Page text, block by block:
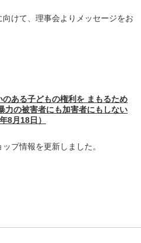
けて、理事会よりメッセージをお
ある子どもの権利を まもるため
力の被害者にも加害者にもしない
8月18日）
プ情報を更新しました。